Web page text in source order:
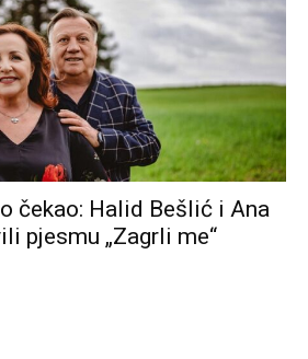
čekao: Halid Bešlić i Ana
pjesmu „Zagrli me“